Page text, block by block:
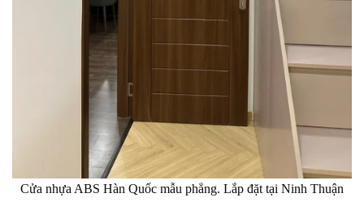
Cửa nhựa ABS Hàn Quốc mẫu phẳng. Lắp đặt tại Ninh Thuận